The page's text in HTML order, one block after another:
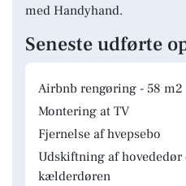
med Handyhand.
Seneste udførte
Airbnb rengøring - 58 m2
Montering at TV
Fjernelse af hvepsebo
Udskiftning af hovededør
kælderdøren